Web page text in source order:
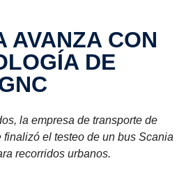
DE
la empresa de transporte de
el testeo de un bus Scania
recorridos urbanos.